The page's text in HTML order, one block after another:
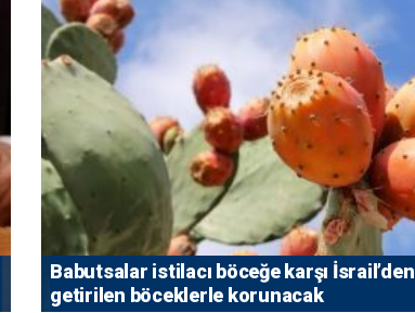
Babutsalar istilacı böceğe karşı İsrail’den
getirilen böceklerle korunacak